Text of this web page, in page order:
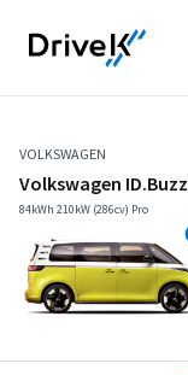
VOLKSWAGEN
Volkswagen ID.Buzz
84kWh 210kW (286cv) Pro